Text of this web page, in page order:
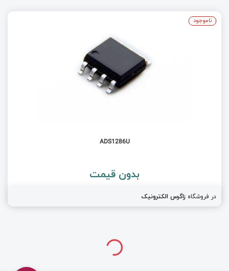
ADS1286U
بدون قیمت
در فروشگاه زاگرس الکترونیک
ناموجود